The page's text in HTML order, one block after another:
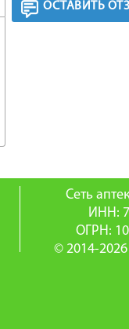
ОСТАВИТЬ
Сеть
ИНН:
ОГРН:
© 2014-